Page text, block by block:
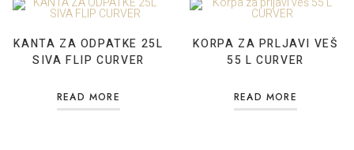
KANTA ZA ODPATKE 25L
SIVA FLIP CURVER
READ MORE
KORPA ZA PRLJAVI VEŠ
55 L CURVER
READ MORE